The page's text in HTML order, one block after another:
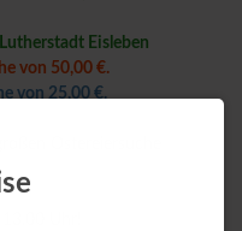
Eisleben
von 50,00 €.
von 25,00 €.
Ostereiersuche